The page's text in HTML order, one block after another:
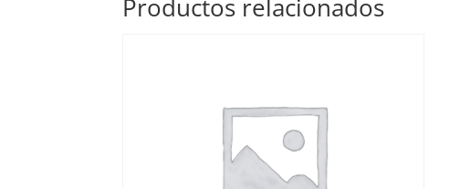
Productos relacionados